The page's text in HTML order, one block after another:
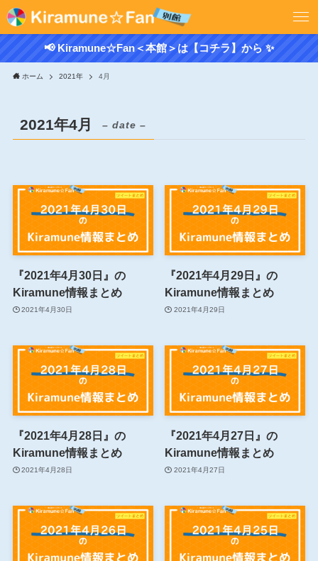
📢 Kiramune☆Fan＜本館＞は【コチラ】から ✨
ホーム 2021年 4月
2021年4月 – date –
『2021年4月30日』の
Kiramune情報まとめ
2021年4月30日
『2021年4月29日』の
Kiramune情報まとめ
2021年4月29日
『2021年4月28日』の
Kiramune情報まとめ
2021年4月28日
『2021年4月27日』の
Kiramune情報まとめ
2021年4月27日